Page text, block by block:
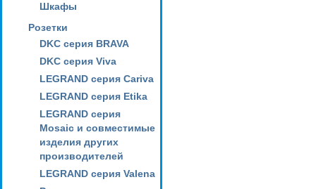
Шкафы
Розетки
DKC серия BRAVA
DKC серия Viva
LEGRAND серия Cariva
LEGRAND серия Etika
LEGRAND серия
Mosaic и совместимые
изделия других
производителей
LEGRAND серия Valena